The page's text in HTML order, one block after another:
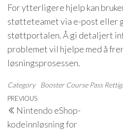
For ytterligere hjelp kan
støtteteamet via e-post eller
støttportalen. Å gi detaljert
problemet vil hjelpe med å
løsningsprosessen.
Category Booster Course Pass
Post
navigation
Previous
Post
PREVIOUS
Nintendo eShop-
kodeinnløsning for